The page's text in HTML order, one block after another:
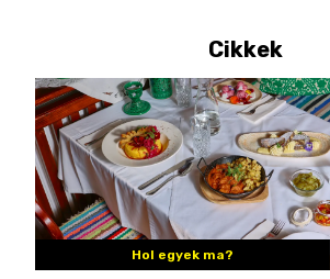
Cikkek
Hol egyek ma?